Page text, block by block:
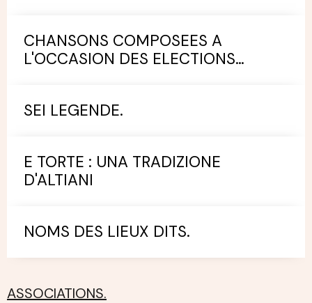
CHANSONS COMPOSEES A
L'OCCASION DES ELECTIONS
SEI LEGENDE.
E TORTE : UNA TRADIZIONE
D'ALTIANI
NOMS DES LIEUX DITS.
ASSOCIATIONS.